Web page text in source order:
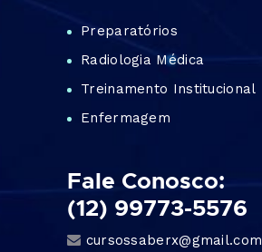
Preparatórios
Radiologia Médica
Treinamento Institucional
Enfermagem
Fale Conosco:
(12) 99773-5576
cursossaberx@gmail.com